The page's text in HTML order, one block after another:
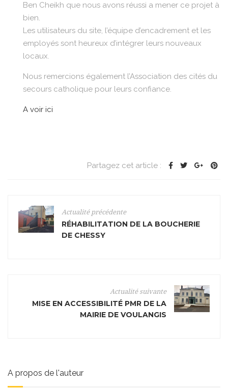
Ben Cheikh que nous avons réussi a mener ce projet à
bien.
Les utilisateurs du site, l’équipe d’encadrement et les
employés sont heureux d’intégrer leurs nouveaux
locaux.
Nous remercions également l’Association des cités du
secours catholique pour leurs confiance.
A voir ici
Partagez cet article :
Actualité précédente
RÉHABILITATION DE LA BOUCHERIE
DE CHESSY
Actualité suivante
MISE EN ACCESSIBILITÉ PMR DE LA
MAIRIE DE VOULANGIS
A propos de l'auteur